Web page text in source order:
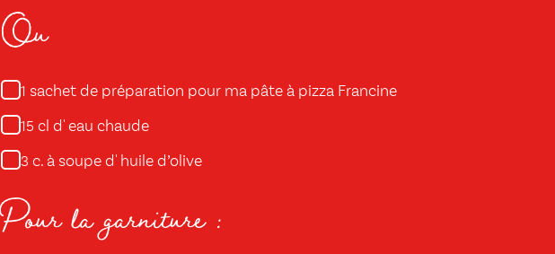
Ou
1 sachet de préparation pour ma pâte à pizza Francine
15 cl d' eau chaude
3 c. à soupe d' huile d’olive
Pour la garniture :